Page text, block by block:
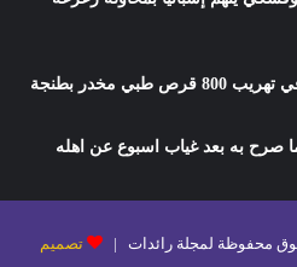
مخدر بطنجة
ما صرح به بعد غياب اسبوع عن اهله
تصميم